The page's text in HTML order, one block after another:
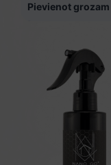
Pievienot grozam